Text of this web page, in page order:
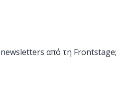
newsletters από τη Frontstage;